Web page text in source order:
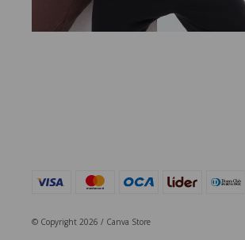
© Copyright 2026 / Canva Store